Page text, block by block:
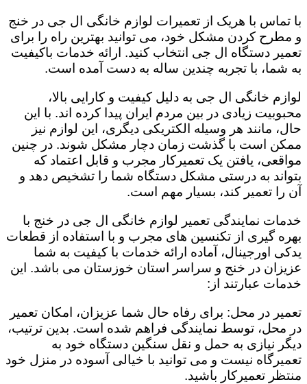
با تماس با هریک از تعمیرات لوازم خانگی ال جی در خنج
و مطرح کردن مشکل خود، می توانید بهترین راه را برای
تعمیر دستگاه ال جی انتخاب کنید. ارائه خدمات باکیفیت
به شما، با تجربه چندین ساله به دست آمده است.
لوازم خانگی ال جی به دلیل کیفیت و کارایی بالا،
محبوبیت زیادی در بین مردم ایران پیدا کرده اند. با این
حال، مانند هر وسیله الکتریکی دیگری، این لوازم نیز
ممکن است با گذشت زمان دچار مشکل شوند. در چنین
مواقعی، یافتن یک تعمیرکار مجرب و قابل اعتماد که
بتواند به درستی مشکل دستگاه شما را تشخیص دهد و
آن را تعمیر کند، بسیار مهم است.
خدمات نمایندگی تعمیر لوازم خانگی ال جی در خنج با
بهره گیری از تکنسین های مجرب و با استفاده از قطعات
یدکی اورجینال، آماده ارائه خدمات با کیفیت به شما
عزیزان در خنج و سراسر استان خوزستان می باشد. این
خدمات عبارتند از:
تعمیر در محل: برای رفاه حال شما عزیزان، امکان تعمیر
در محل، توسط نمایندگی فراهم شده است. بدین ترتیب،
دیگر نیازی به حمل و نقل سنگین دستگاه خود به
تعمیرگاه نیست و می توانید با خیالی آسوده در منزل خود
منتظر تعمیرکار باشید.